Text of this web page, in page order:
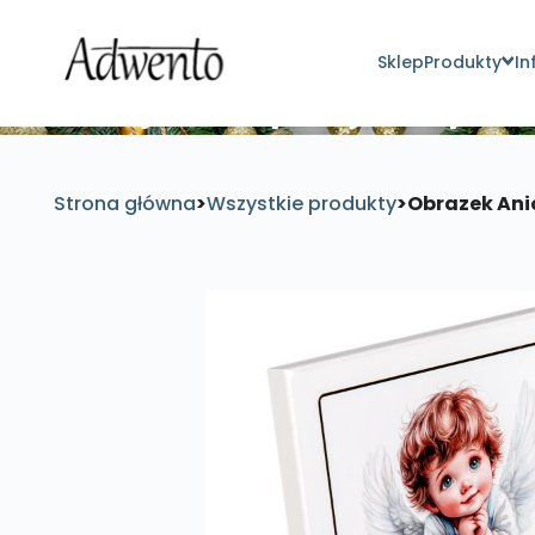
SklepProdukty
Strona główna>Wszystkie produkty>Obrazek